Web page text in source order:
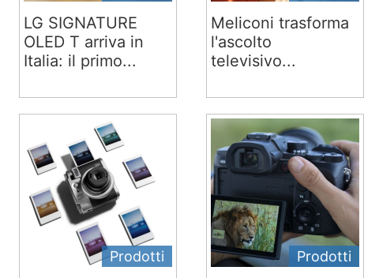
LG SIGNATURE
OLED T arriva in
Italia: il primo...
Meliconi trasforma
l'ascolto
televisivo...
Prodotti Prodotti